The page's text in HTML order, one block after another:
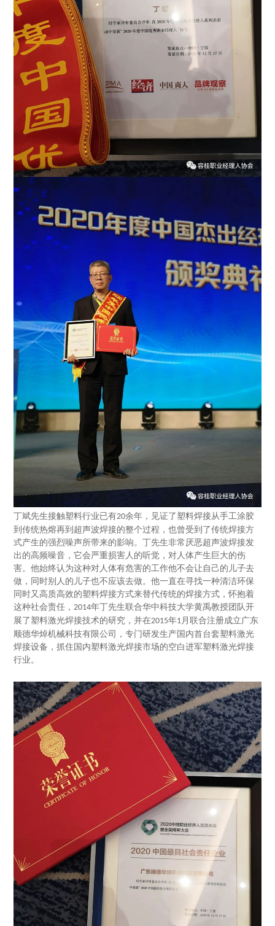
丁斌先生接触塑料行业已有20余年，见证了塑料焊接从手工涂胶
到传统热熔再到超声波焊接的整个过程，也曾受到了传统焊接方
式产生的强烈噪声所带来的影响。丁先生非常厌恶超声波焊接发
出的高频噪音，它会严重损害人的听觉，对人体产生巨大的伤
害。他始终认为这种对人体有危害的工作他不会让自己的儿子去
做，同时别人的儿子也不应该去做。他一直在寻找一种清洁环保
同时又高质高效的塑料焊接方式来替代传统的焊接方式，怀抱着
这种社会责任， 2014年丁先生联合华中科技大学黄禹教授团队开
展了塑料激光焊接技术的研究，并在2015年1 月联合注册成立广东
顺德华焯机械科技有限公司，专门研发生产国内首台套塑料激光
焊接设备，抓住国内塑料激光焊接市场的空白进军塑料激光焊接
行业。